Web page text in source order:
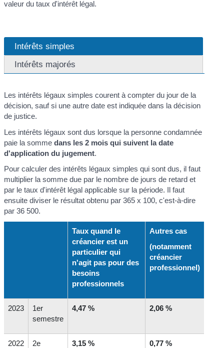
valeur du taux d'intérêt légal.
Intérêts simples
Intérêts majorés
Les intérêts légaux simples courent à compter du jour de la
décision, sauf si une autre date est indiquée dans la décision
de justice.
Les intérêts légaux sont dus lorsque la personne condamnée
paie la somme dans les 2 mois qui suivent la date
d'application du jugement.
Pour calculer des intérêts légaux simples qui sont dus, il faut
multiplier la somme due par le nombre de jours de retard et
par le taux d'intérêt légal applicable sur la période. Il faut
ensuite diviser le résultat obtenu par 365 x 100, c'est-à-dire
par 36 500.
Taux quand le
créancier est un
particulier qui
n'agit pas pour des
besoins
professionnels
Autres cas
(notamment
créancier
professionnel)
2023 1er
semestre
4,47 % 2,06 %
2022 2e
3,15 % 0,77 %